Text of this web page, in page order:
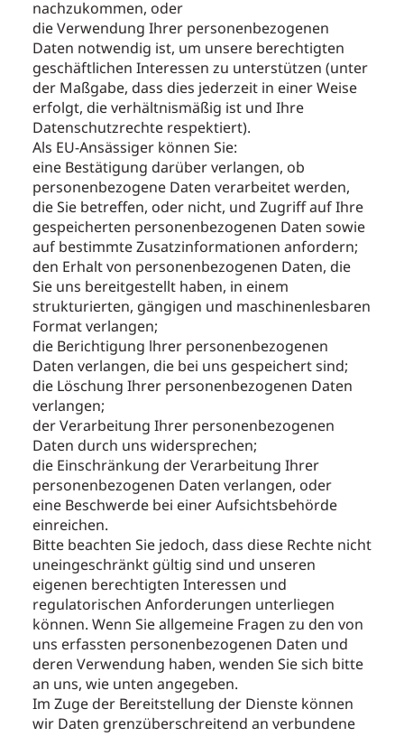
nachzukommen, oder
die Verwendung Ihrer personenbezogenen
Daten notwendig ist, um unsere berechtigten
geschäftlichen Interessen zu unterstützen (unter
der Maßgabe, dass dies jederzeit in einer Weise
erfolgt, die verhältnismäßig ist und Ihre
Datenschutzrechte respektiert).
Als EU-Ansässiger können Sie:
eine Bestätigung darüber verlangen, ob
personenbezogene Daten verarbeitet werden,
die Sie betreffen, oder nicht, und Zugriff auf Ihre
gespeicherten personenbezogenen Daten sowie
auf bestimmte Zusatzinformationen anfordern;
den Erhalt von personenbezogenen Daten, die
Sie uns bereitgestellt haben, in einem
strukturierten, gängigen und maschinenlesbaren
Format verlangen;
die Berichtigung lhrer personenbezogenen
Daten verlangen, die bei uns gespeichert sind;
die Löschung Ihrer personenbezogenen Daten
verlangen;
der Verarbeitung Ihrer personenbezogenen
Daten durch uns widersprechen;
die Einschränkung der Verarbeitung Ihrer
personenbezogenen Daten verlangen, oder
eine Beschwerde bei einer Aufsichtsbehörde
einreichen.
Bitte beachten Sie jedoch, dass diese Rechte nicht
uneingeschränkt gültig sind und unseren
eigenen berechtigten Interessen und
regulatorischen Anforderungen unterliegen
können. Wenn Sie allgemeine Fragen zu den von
uns erfassten personenbezogenen Daten und
deren Verwendung haben, wenden Sie sich bitte
an uns, wie unten angegeben.
Im Zuge der Bereitstellung der Dienste können
wir Daten grenzüberschreitend an verbundene